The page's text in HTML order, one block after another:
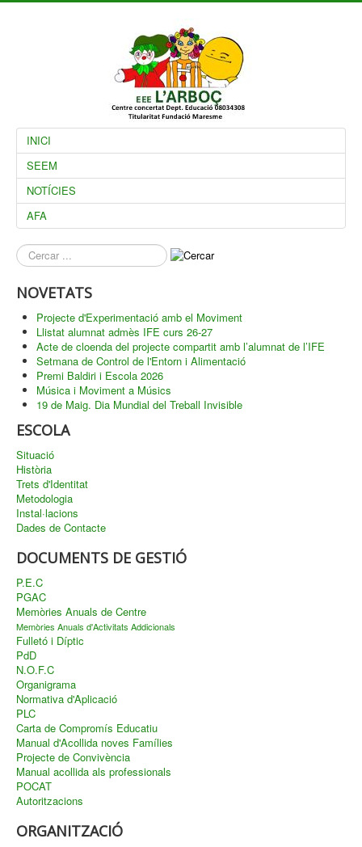
INICI
SEEM
NOTÍCIES
AFA
què
busques?
NOVETATS
Projecte d'Experimentació amb el Moviment
Llistat alumnat admès IFE curs 26-27
Acte de cloenda del projecte compartit amb l’alumnat de l’IFE
Setmana de Control de l'Entorn i Alimentació
Premi Baldiri i Escola 2026
Música i Moviment a Músics
19 de Maig. Dia Mundial del Treball Invisible
ESCOLA
Situació
Història
Trets d'Identitat
Metodologia
Instal·lacions
Dades de Contacte
DOCUMENTS DE GESTIÓ
P.E.C
PGAC
Memòries Anuals de Centre
Memòries Anuals d'Activitats Addicionals
Fulletó i Díptic
PdD
N.O.F.C
Organigrama
Normativa d'Aplicació
PLC
Carta de Compromís Educatiu
Manual d'Acollida noves Famílies
Projecte de Convivència
Manual acollida als professionals
POCAT
Autoritzacions
ORGANITZACIÓ